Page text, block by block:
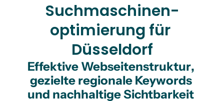
Suchmaschinen-
optimierung für
Düsseldorf
Effektive Webseitenstruktur,
gezielte regionale Keywords
und nachhaltige Sichtbarkeit